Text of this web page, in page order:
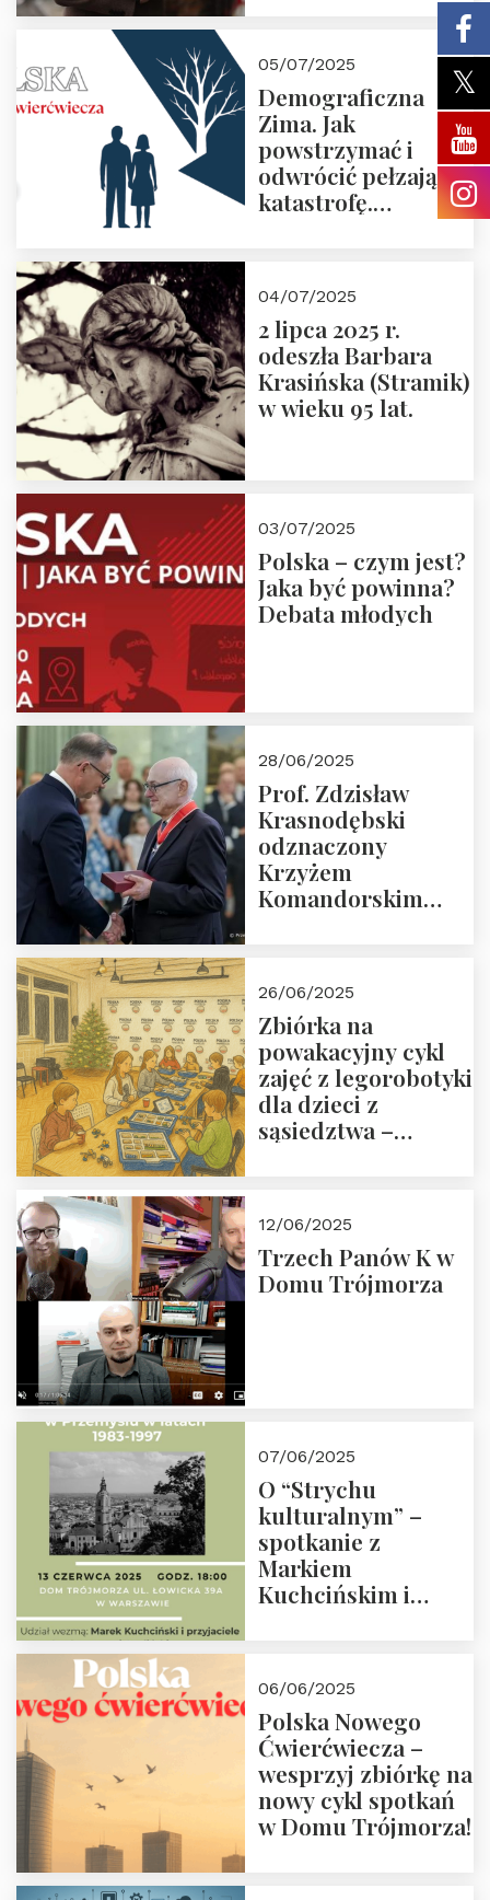
05/07/2025
Demograficzna
Zima. Jak
powstrzymać i
odwrócić pełzającą
katastrofę.
Nowego
Ćwierćwiecza”
04/07/2025
2 lipca 2025 r.
odeszła Barbara
Krasińska (Stramik)
w wieku 95 lat.
03/07/2025
Polska – czym jest?
Jaka być powinna?
Debata młodych
28/06/2025
Prof. Zdzisław
Krasnodębski
odznaczony
Krzyżem
Komandorskim
26/06/2025
Zbiórka na
powakacyjny cykl
zajęć z legorobotyki
dla dzieci z
sąsiedztwa –
Fundacji
12/06/2025
Trzech Panów K w
Domu Trójmorza
07/06/2025
O “Strychu
kulturalnym” –
spotkanie z
Markiem
Kuchcińskim i
18:00
06/06/2025
Polska Nowego
Ćwierćwiecza –
wesprzyj zbiórkę na
nowy cykl spotkań
w Domu Trójmorza!